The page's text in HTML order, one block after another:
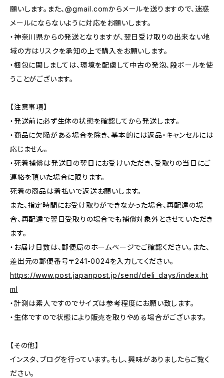
願いします。また、@gmail.comからメールを送りますので、迷惑
メールにならないように対応をお願いします。
・神奈川県からの発送となりますが、翌日受け取りの出来ない地
域の方はリスクを承知の上で購入をお願いします。
・梱包に関しましては、環境を配慮して中古の発泡、段ボールを使
うことがございます。
【注意事項】
・発送前に必ず生体の状態を確認してから発送します。
・商品に欠陥がある場合を除き、基本的には返品・キャンセルには
応じません。
・死着補償は発送日の翌日にお受けいただき、受取りの当日にご
連絡を頂いた場合に限ります。
死着の商品は着払いで返送お願いします。
また、指定時間にお受け取りができなかった場合、再配達の場
合、再配達で翌日受取りの場合でも補償対象外とさせていただき
ます。
・お届け日数は、郵便局のホームページでご確認ください。また、
差出元の郵便番号〒241-0024を入力してください。
https://www.post.japanpost.jp/send/deli_days/index.ht
ml
・計測は素人ですのでサイズは参考程度にお願い致します。
・生体ですので状態により販売を取りやめる場合がございます。
【その他】
インスタ、ブログを行っています。もし、興味がありましたらご覧く
ださい。